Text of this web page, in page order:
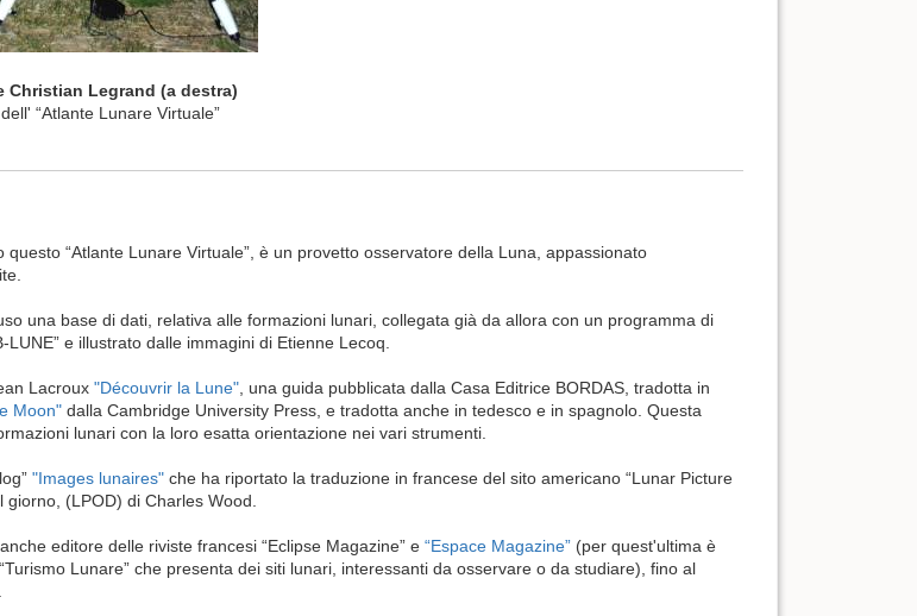
Christian Legrand (a destra)
“Atlante Lunare Virtuale”
“Atlante Lunare Virtuale”, è un provetto osservatore della Luna, appassionato
una base di dati, relativa alle formazioni lunari, collegata già da allora con un programma di
LUNE” e illustrato dalle immagini di Etienne Lecoq.
Lacroux "Découvrir la Lune", una guida pubblicata dalla Casa Editrice BORDAS, tradotta in
Moon" dalla Cambridge University Press, e tradotta anche in tedesco e in spagnolo. Questa
lunari con la loro esatta orientazione nei vari strumenti.
"Images lunaires" che ha riportato la traduzione in francese del sito americano “Lunar Picture
(LPOD) di Charles Wood.
editore delle riviste francesi “Eclipse Magazine” e “Espace Magazine” (per quest'ultima è
Lunare” che presenta dei siti lunari, interessanti da osservare o da studiare), fino al